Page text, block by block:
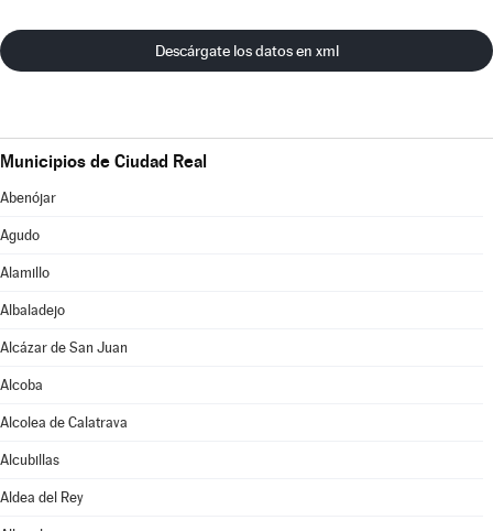
Descárgate los datos en xml
Municipios de Ciudad Real
Abenójar
Agudo
Alamillo
Albaladejo
Alcázar de San Juan
Alcoba
Alcolea de Calatrava
Alcubillas
Aldea del Rey